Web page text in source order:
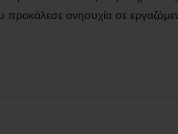
ανησυχία σε